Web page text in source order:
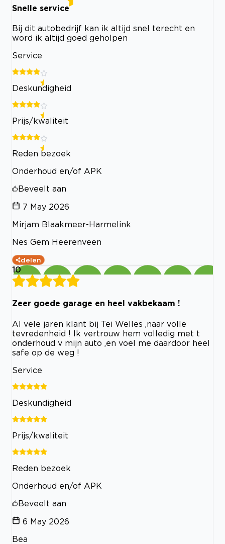
Snelle service
Bij dit autobedrijf kan ik altijd snel terecht en
word ik altijd goed geholpen
Service
Deskundigheid
Prijs/kwaliteit
Reden bezoek
Onderhoud en/of APK
Beveelt aan
7 May 2026
Mirjam Blaakmeer-Harmelink
Nes Gem Heerenveen
delen
10
Zeer goede garage en heel vakbekaam !
Al vele jaren klant bij Tei Welles ,naar volle
tevredenheid ! Ik vertrouw hem volledig met t
onderhoud v mijn auto ,en voel me daardoor heel
safe op de weg !
Service
Deskundigheid
Prijs/kwaliteit
Reden bezoek
Onderhoud en/of APK
Beveelt aan
6 May 2026
Bea